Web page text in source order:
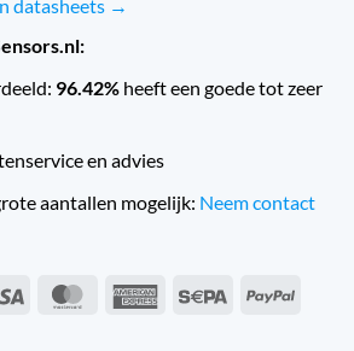
datasheets →
96.42% heeft een goede tot zeer
en advies
aantallen mogelijk: Neem contact
Visa MasterCardAmerican Sepa
PayPal